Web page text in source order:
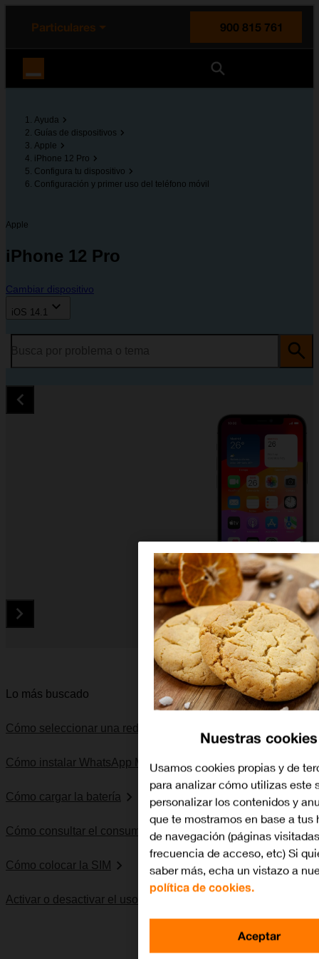
principal
la página
Particulares
900 815 761
Ayuda
Guías de dispositivos
Apple
iPhone 12 Pro
Configura tu dispositivo
Configuración y primer uso del teléfono móvil
Apple
iPhone 12 Pro
Cambiar dispositivo
iOS 14.1
Diapositiva 1 de 5. Apple iPhone 12 Pro - DarkGray - imagen
Lo más buscado
Cómo seleccionar una red
Cómo instalar WhatsApp Messenger
Cómo cargar la batería
Cómo consultar el consumo de datos
Cómo colocar la SIM
Activar o desactivar el uso del código PIN
Nuestras cookies
Usamos cookies propias y de
para analizar cómo utilizas este
personalizar los contenidos y
que te mostramos en base a tus
de navegación (páginas
frecuencia de acceso, etc) Si
saber más, echa un vistazo a
política de cookies.
Aceptar